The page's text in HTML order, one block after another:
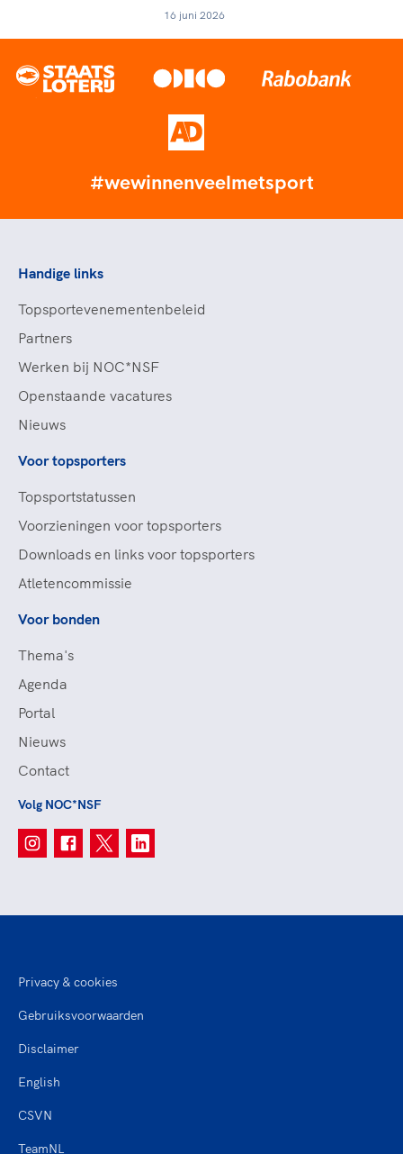
16 juni 2026
#wewinnenveelmetsport
Handige links
Topsportevenementenbeleid
Partners
Werken bij NOC*NSF
Openstaande vacatures
Nieuws
Voor topsporters
Topsportstatussen
Voorzieningen voor topsporters
Downloads en links voor topsporters
Atletencommissie
Voor bonden
Thema's
Agenda
Portal
Nieuws
Contact
Volg NOC*NSF
Privacy & cookies
Gebruiksvoorwaarden
Disclaimer
English
CSVN
TeamNL